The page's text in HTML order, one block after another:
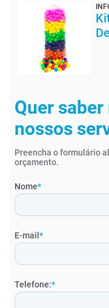
Quer
nossos
Preencha o formulário
orçamento.
Nome*
E-mail *
Telefone:*